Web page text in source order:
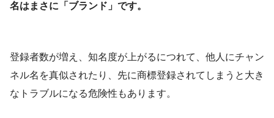
名はまさに「ブランド」です。
登録者数が増え、知名度が上がるにつれて、他人にチャン
ネル名を真似されたり、先に商標登録されてしまうと大き
なトラブルになる危険性もあります。